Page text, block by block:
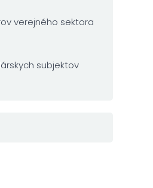
verejného sektora
subjektov